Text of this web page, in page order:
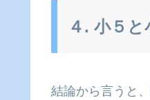
４. 小５
結論から言うと